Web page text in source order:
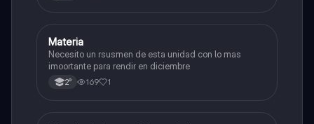
Física
Materia
Necesito un rsusmen de esta unidad con lo mas
imoortante para rendir en diciembre
2° 169 1